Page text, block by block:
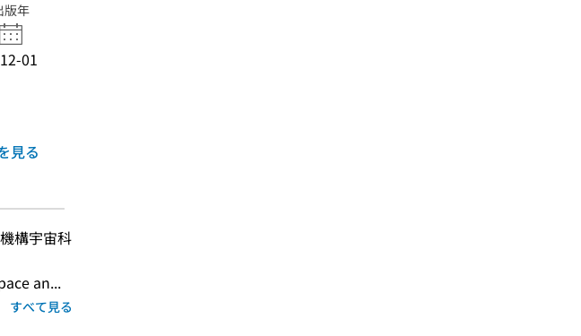
版年
01
見る
構宇宙科
an...
すべて見る